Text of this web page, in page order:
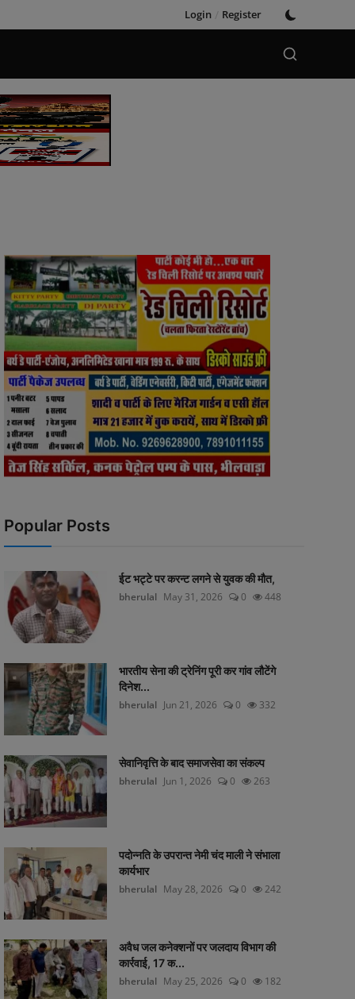
Login / Register
Popular Posts
ईट भट्टे पर करन्ट लगने से युवक की मौत,
bherulal May 31, 2026 0 448
भारतीय सेना की ट्रेनिंग पूरी कर गांव लौटेंगे
दिनेश...
bherulal Jun 21, 2026 0 332
सेवानिवृत्ति के बाद समाजसेवा का संकल्प
bherulal Jun 1, 2026 0 263
पदोन्नति के उपरान्त नेमी चंद माली ने संभाला
कार्यभार
bherulal May 28, 2026 0 242
अवैध जल कनेक्शनों पर जलदाय विभाग की
कार्रवाई, 17 क...
bherulal May 25, 2026 0 182